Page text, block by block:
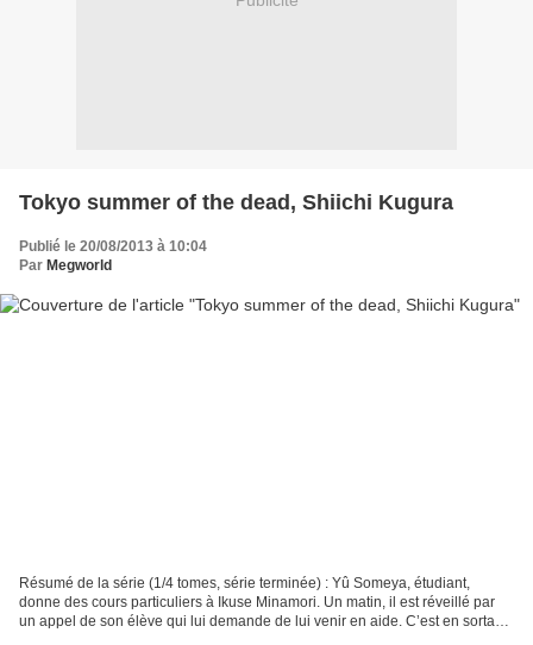
Tokyo summer of the dead, Shiichi Kugura
Publié le 20/08/2013 à 10:04
Par Megworld
Résumé de la série (1/4 tomes, série terminée) : Yû Someya, étudiant,
donne des cours particuliers à Ikuse Minamori. Un matin, il est réveillé par
un appel de son élève qui lui demande de lui venir en aide. C’est en sortant